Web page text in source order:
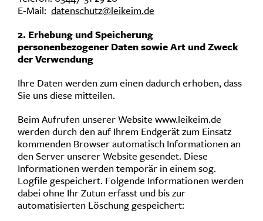
E-Mail: datenschutz@leikeim.de
2. Erhebung und Speicherung
personenbezogener Daten sowie Art und Zweck
der Verwendung
Ihre Daten werden zum einen dadurch erhoben, dass
Sie uns diese mitteilen.
Beim Aufrufen unserer Website www.leikeim.de
werden durch den auf Ihrem Endgerät zum Einsatz
kommenden Browser automatisch Informationen an
den Server unserer Website gesendet. Diese
Informationen werden temporär in einem sog.
Logfile gespeichert. Folgende Informationen werden
dabei ohne Ihr Zutun erfasst und bis zur
automatisierten Löschung gespeichert: